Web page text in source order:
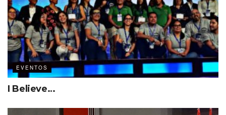
#DIAC24 se centró enel papel fundamental que
EVENTOS
I Believe…